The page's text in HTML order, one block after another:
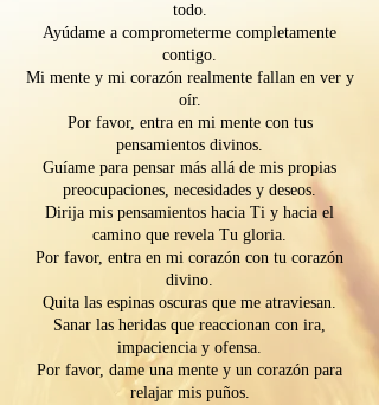
todo.
Ayúdame a comprometerme completamente
contigo.
Mi mente y mi corazón realmente fallan en ver y
oír.
Por favor, entra en mi mente con tus
pensamientos divinos.
Guíame para pensar más allá de mis propias
preocupaciones, necesidades y deseos.
Dirija mis pensamientos hacia Ti y hacia el
camino que revela Tu gloria.
Por favor, entra en mi corazón con tu corazón
divino.
Quita las espinas oscuras que me atraviesan.
Sanar las heridas que reaccionan con ira,
impaciencia y ofensa.
Por favor, dame una mente y un corazón para
relajar mis puños.